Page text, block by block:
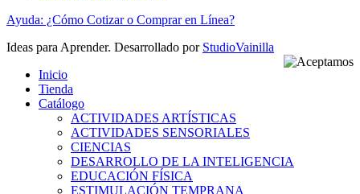
Ayuda: ¿Cómo Cotizar o Comprar en Línea?
Ideas para Aprender. Desarrollado por StudioVainilla
Inicio
Tienda
Catálogo
ACTIVIDADES ARTÍSTICAS
ACTIVIDADES SENSORIALES
CIENCIAS
DESARROLLO DE LA INTELIGENCIA
EDUCACIÓN FÍSICA
ESTIMULACIÓN TEMPRANA